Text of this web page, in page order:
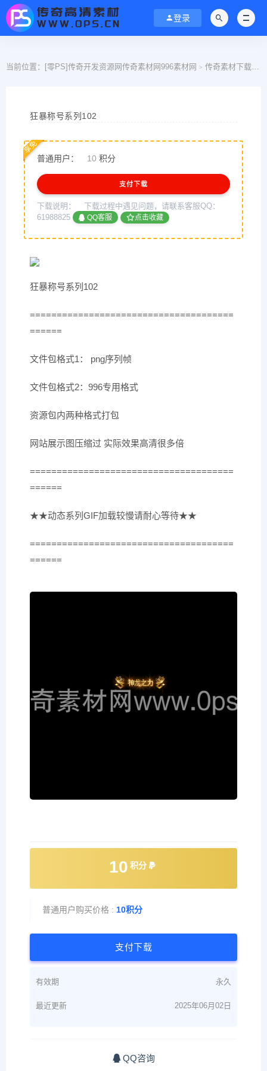
登录
当前位置： [零PS]传奇开发资源网传奇素材网996素材网 > 传奇素材下载
狂暴称号系列102
普通用户： 10 积分
享免
支付下载
下载说明：
下载过程中遇见问题，请联系客服QQ：
61988825
QQ客服 点击收藏
狂暴称号系列102
======================================
======
文件包格式1： png序列帧
文件包格式2：996专用格式
资源包内两种格式打包
网站展示图压缩过 实际效果高清很多倍
======================================
======
★★动态系列GIF加载较慢请耐心等待★★
======================================
======
10 积分
普通用户购买价格 : 10积分
支付下载
有效期 永久
最近更新 2025年06月02日
QQ咨询